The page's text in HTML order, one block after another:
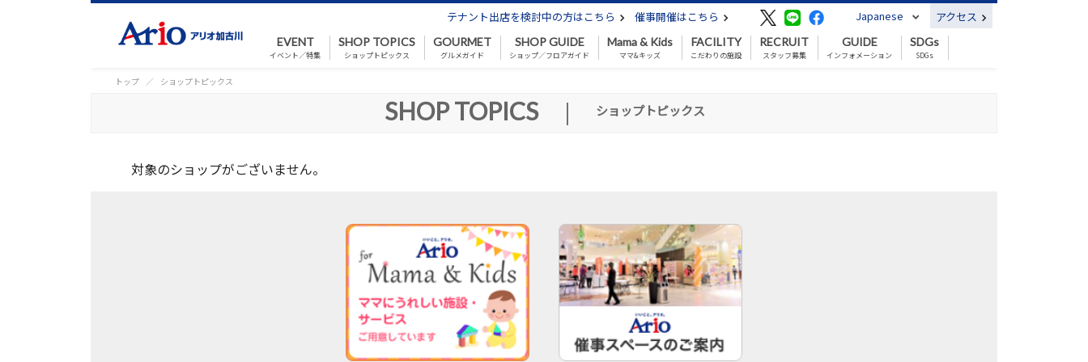
テナント出店を検討中の方はこちら 催事開催はこちら Japanese アクセス
EVENT
イベント／特集
SHOP TOPICS
ショップトピックス
GOURMET
グルメガイド
SHOP GUIDE
ショップ／フロアガイド
Mama & Kids
ママ&キッズ
FACILITY
こだわりの施設
RECRUIT
スタッフ募集
GUIDE
インフォメーション
SDGs
SDGs
トップ ショップトピックス
SHOP TOPICS | ショップトピックス
対象のショップがございません。